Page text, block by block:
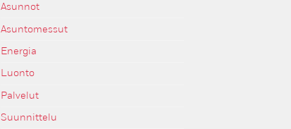
Asunnot
Asuntomessut
Energia
Luonto
Palvelut
Suunnittelu